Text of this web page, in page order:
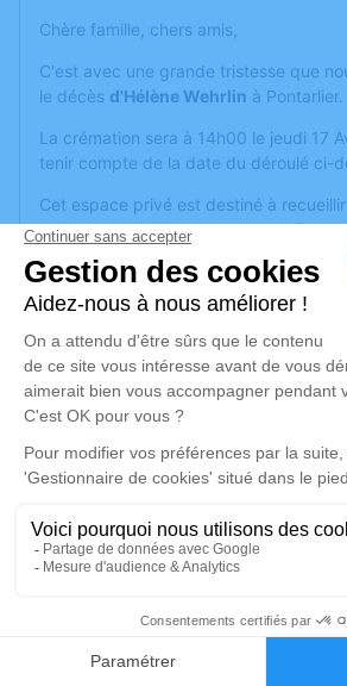
Faire-part
Chère famille, chers amis,
C'est avec une grande tristesse que
le décès d'Hélène Wehrlin à Pontarlier.
La crémation sera à 14h00 le jeudi 17
tenir compte de la date du déroulé ci-
Cet espace privé est destiné à
ou le souvenir d’un moment passé.
Je
Crémation
jeudi 17 avril 2025 à 14h00
Crématorium de Lons-le-
120, Rue Robert Schuman
39000 Lons-le-Saunier
Déroulé des obsèques